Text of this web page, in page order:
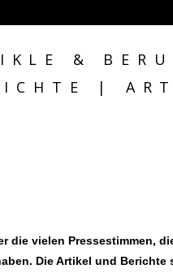
&
|
die vielen Pressestimmen,
Die Artikel und